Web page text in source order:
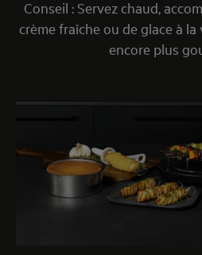
Conseil : Servez chaud,
crème fraîche ou de glace à
encore plus